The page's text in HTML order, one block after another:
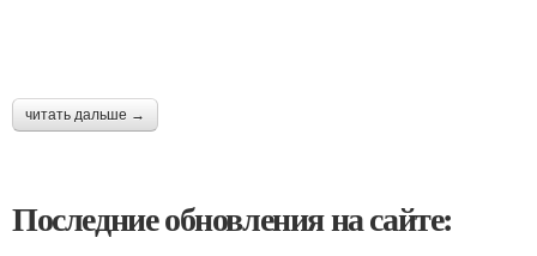
читать дальше →
Последние обновления на сайте: